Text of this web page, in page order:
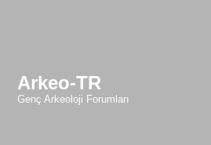
Arkeo-TR
Genç Arkeoloji Forumları